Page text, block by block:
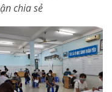
chia sẻ